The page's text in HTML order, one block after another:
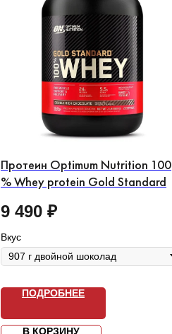
Протеин Optimum Nutrition 100
% Whey protein Gold Standard
9 490 ₽
Вкус
ПОДРОБНЕЕ
В КОРЗИНУ